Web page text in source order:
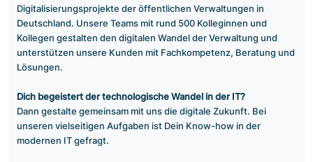
Digitalisierungsprojekte der öffentlichen Verwaltungen in
Deutschland. Unsere Teams mit rund 500 Kolleginnen und
Kollegen gestalten den digitalen Wandel der Verwaltung und
unterstützen unsere Kunden mit Fachkompetenz, Beratung und
Lösungen.
Dich begeistert der technologische Wandel in der IT?
Dann gestalte gemeinsam mit uns die digitale Zukunft. Bei
unseren vielseitigen Aufgaben ist Dein Know-how in der
modernen IT gefragt.